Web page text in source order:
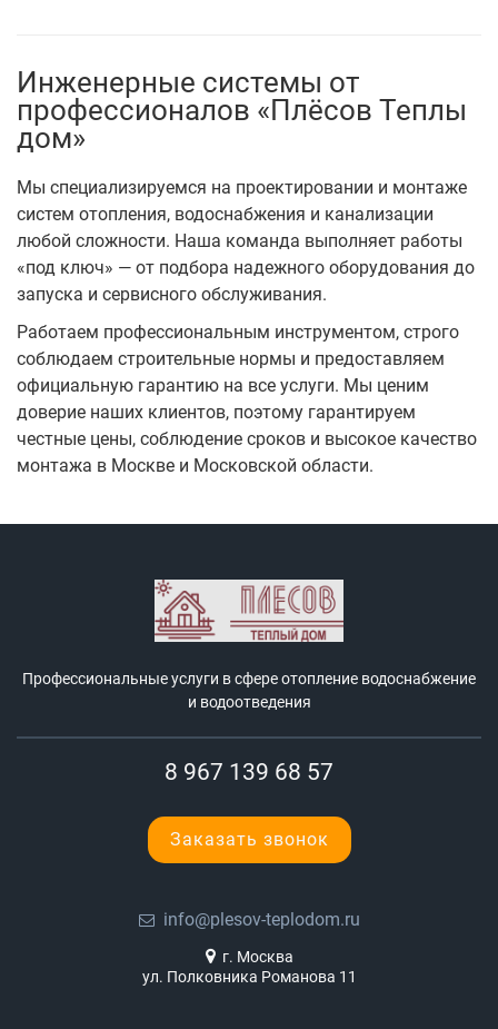
Инженерные системы от
профессионалов «Плёсов Теплы
дом»
Мы специализируемся на проектировании и монтаже
систем отопления, водоснабжения и канализации
любой сложности. Наша команда выполняет работы
«под ключ» — от подбора надежного оборудования до
запуска и сервисного обслуживания.
Работаем профессиональным инструментом, строго
соблюдаем строительные нормы и предоставляем
официальную гарантию на все услуги. Мы ценим
доверие наших клиентов, поэтому гарантируем
честные цены, соблюдение сроков и высокое качество
монтажа в Москве и Московской области.
Профессиональные услуги в сфере отопление водоснабжение
и водоотведения
8 967 139 68 57
Заказать звонок
info@plesov-teplodom.ru
г. Москва
ул. Полковника Романова 11